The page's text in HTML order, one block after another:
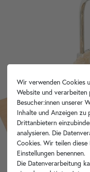
Wir verwenden Cookies
Website und verarbeiten
Besucher:innen unserer
Inhalte und Anzeigen zu
Drittanbietern
analysieren. Die
Cookies. Wir teilen
Einstellungen benennen.
Die Datenverarbeitung